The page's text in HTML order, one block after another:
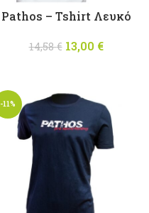
Pathos – Tshirt Λευκό
14,58€
Original
13,00 €
-11%